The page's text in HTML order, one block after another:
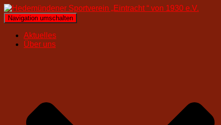
Navigation umschalten
Aktuelles
Über uns